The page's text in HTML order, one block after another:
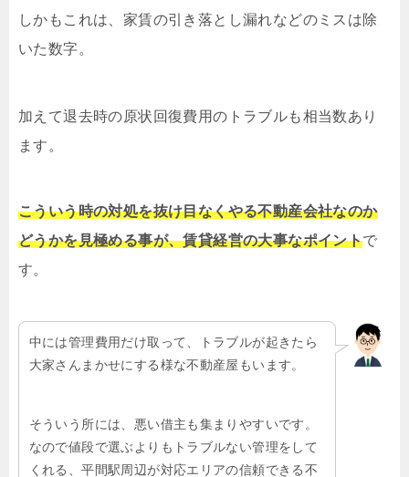
しかもこれは、家賃の引き落とし漏れなどのミスは除
いた数字。
加えて退去時の原状回復費用のトラブルも相当数あり
ます。
こういう時の対処を抜け目なくやる不動産会社なのか
どうかを見極める事が、賃貸経営の大事なポイントで
す。
中には管理費用だけ取って、トラブルが起きたら
大家さんまかせにする様な不動産屋もいます。
そういう所には、悪い借主も集まりやすいです。
なので値段で選ぶよりもトラブルない管理をして
くれる、平間駅周辺が対応エリアの信頼できる不